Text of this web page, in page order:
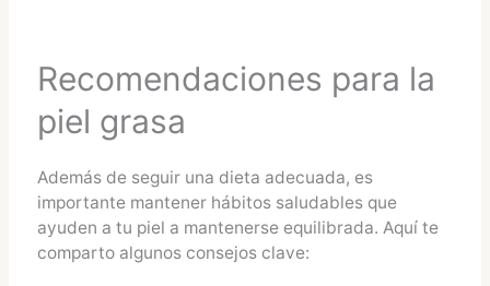
Recomendaciones para la
piel grasa
Además de seguir una dieta adecuada, es
importante mantener hábitos saludables que
ayuden a tu piel a mantenerse equilibrada. Aquí te
comparto algunos consejos clave: